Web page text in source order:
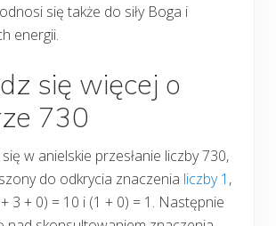
się także do siły Boga i
energii.
się więcej o
730
się w anielskie przesłanie liczby 730,
do odkrycia znaczenia liczby 1 ,
3 + 0) = 10 i (1 + 0) = 1. Następnie